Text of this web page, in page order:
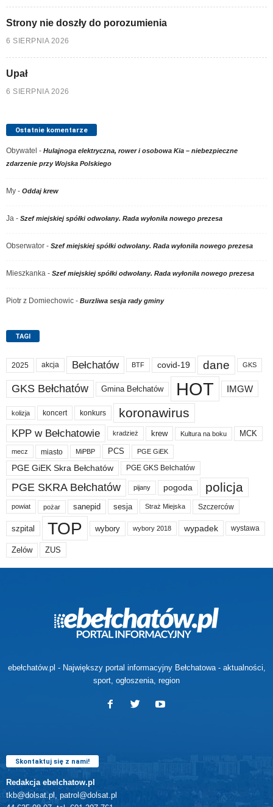
Strony nie doszły do porozumienia
6 SIERPNIA 2026
Upał
6 SIERPNIA 2026
Ostatnie komentarze
Obywatel - Hulajnoga elektryczna, rower i osobowa Kia – niebezpieczne
zdarzenie przy Wojska Polskiego
My - Oddaj krew
Ja - Szef miejskiej spółki odwołany. Rada wyłoniła nowego prezesa
Obserwator - Szef miejskiej spółki odwołany. Rada wyłoniła nowego prezesa
Mieszkanka - Szef miejskiej spółki odwołany. Rada wyłoniła nowego prezesa
Piotr z Domiechowic - Burzliwa sesja rady gminy
TAGI
2025 akcja Bełchatów BTF covid-19 dane GKS
GKS Bełchatów Gmina Bełchatów HOT IMGW
kolizja koncert konkurs koronawirus
KPP w Bełchatowie kradzież krew Kultura na boku MCK
mecz miasto MiPBP PCS PGE GiEK
PGE GiEK Skra Bełchatów PGE GKS Bełchatów
PGE SKRA Bełchatów pijany pogoda policja
powiat pożar sanepid sesja Straż Miejska Szczerców
szpital TOP wybory wybory 2018 wypadek wystawa
Zelów ZUS
ebełchatów.pl - Największy portal informacyjny Bełchatowa - aktualności,
sport, ogłoszenia, region
Skontaktuj się z nami!
Redakcja ebelchatow.pl
tkb@dolsat.pl, patrol@dolsat.pl